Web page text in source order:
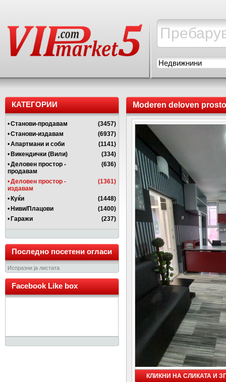
Недвижнини
КАТЕГОРИИ
•Станови-продавам
(3457)
•Станови-издавам
(6937)
•Апартмани и соби
(1141)
• Викендички (Вили)
(334)
•Деловен простор -
продавам
(636)
•Деловен простор -
издавам
(1361)
• Куќи
(1448)
• Ниви/Плацови
(1400)
• Гаражи (237)
Последно посетени огласи
Испразни ја листата
Facebook Like box
Moderen deloven
КЛИКНИ НА СЛИКАТА И